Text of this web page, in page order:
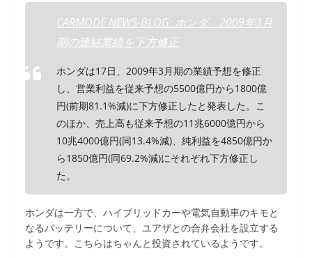
CARMODE NEWS-BLOG: ホンダ、2009年3月
期の連結業績を下方修正
ホンダは17日、2009年3月期の業績予想を修正
し、営業利益を従来予想の5500億円から1800億
円(前期81.1%減)に下方修正したと発表した。こ
のほか、売上高も従来予想の11兆6000億円から
10兆4000億円(同13.4%減)、純利益を4850億円か
ら1850億円(同69.2%減)にそれぞれ下方修正し
た。
ホンダは一方で、ハイブリッドカーや電気自動車のキモと
なるバッテリーについて、ユアザとの合弁会社を設立する
ようです。こちらはちゃんと投資されているようです。